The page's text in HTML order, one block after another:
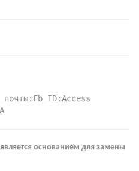
основанием для замены